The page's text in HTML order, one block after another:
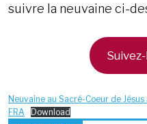
suivre la neuvaine ci-
Neuvaine au Sacré-Coeur de
FRA
Download